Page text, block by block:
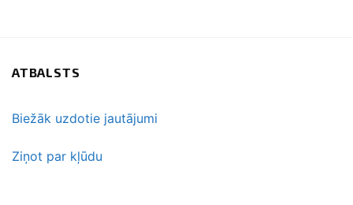
ATBALSTS
Biežāk uzdotie jautājumi
Ziņot par kļūdu